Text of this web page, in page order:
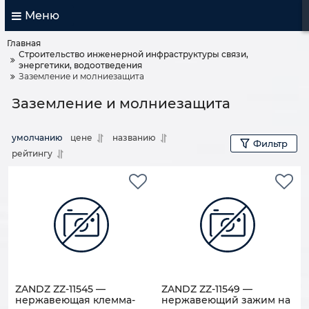
Меню
Главная
Строительство инженерной инфраструктуры связи,
энергетики, водоотведения
Заземление и молниезащита
Заземление и молниезащита
умолчанию цене
названию
рейтингу
Фильтр
ZANDZ ZZ-11545 —
нержавеющая клемма-
ZANDZ ZZ-11549 —
нержавеющий зажим на